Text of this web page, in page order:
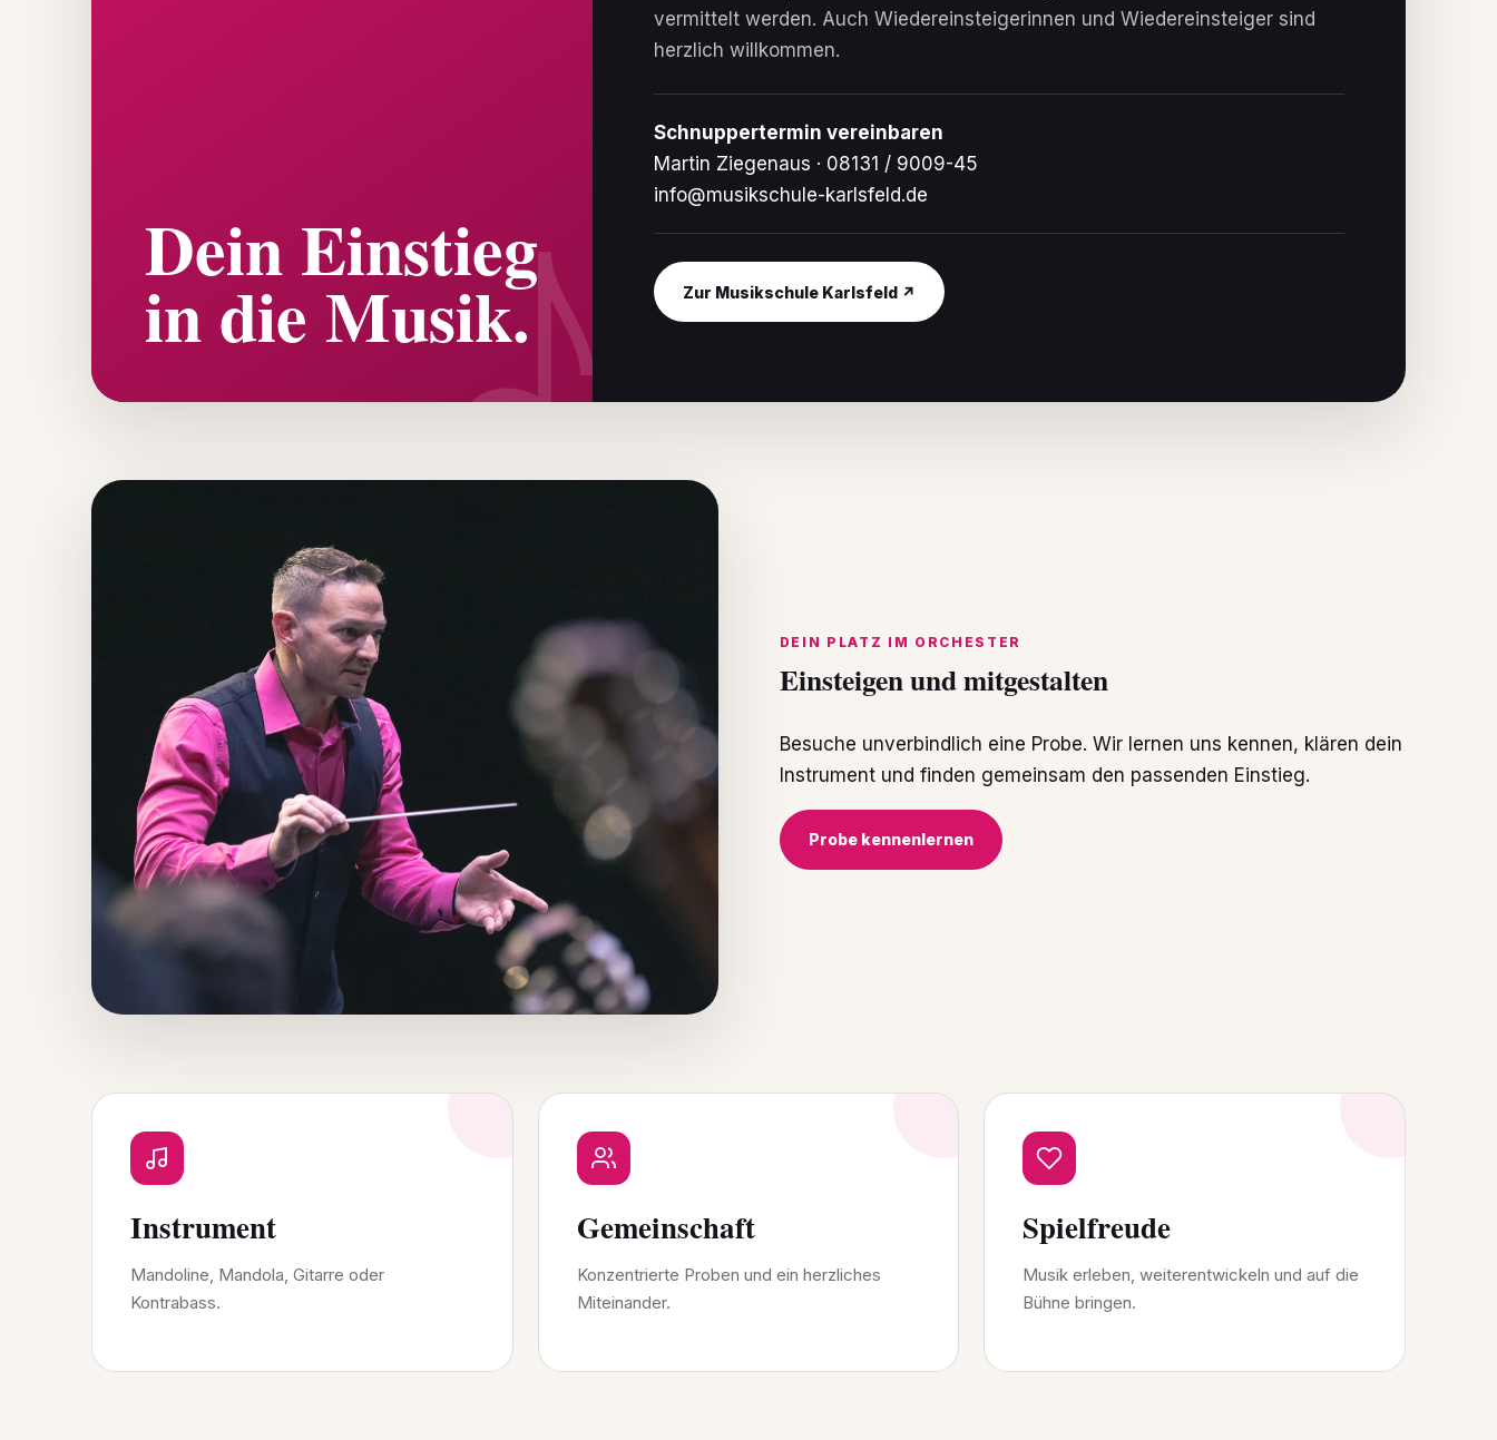
Dein Einstieg
in die Musik.
vermittelt werden. Auch Wiedereinsteigerinnen und Wiedereinsteiger sind
herzlich willkommen.
Schnuppertermin vereinbaren
Martin Ziegenaus · 08131 / 9009-45
info@musikschule-karlsfeld.de
Zur Musikschule Karlsfeld ↗
DEIN PLATZ IM ORCHESTER
Einsteigen und mitgestalten
Besuche unverbindlich eine Probe. Wir lernen uns kennen, klären dein
Instrument und finden gemeinsam den passenden Einstieg.
Probe kennenlernen
Instrument
Mandoline, Mandola, Gitarre oder
Kontrabass.
Gemeinschaft
Konzentrierte Proben und ein herzliches
Miteinander.
Spielfreude
Musik erleben, weiterentwickeln und auf die
Bühne bringen.